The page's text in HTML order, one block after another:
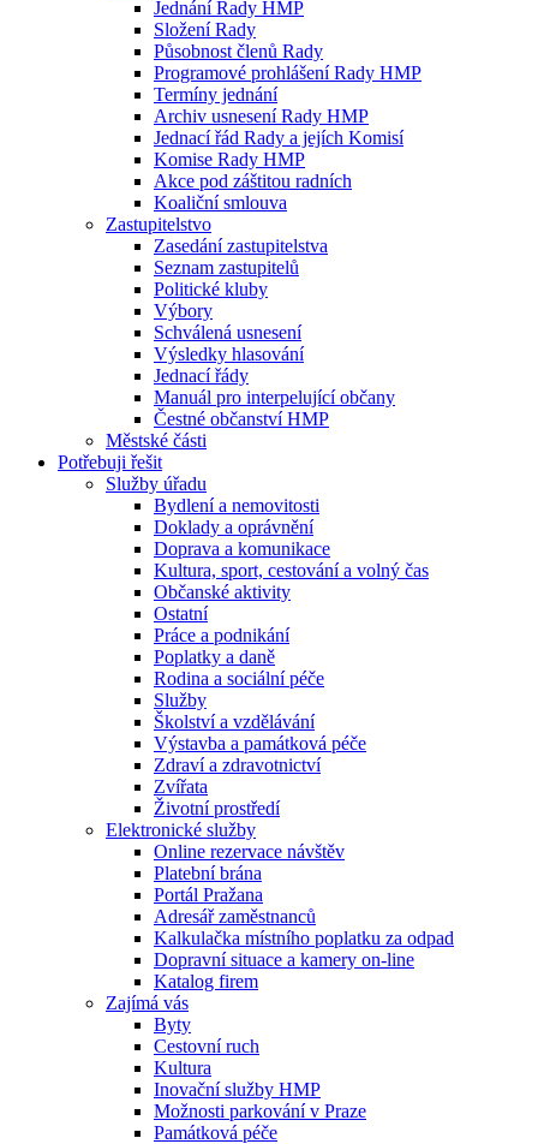
Jednání Rady HMP
Složení Rady
Působnost členů Rady
Programové prohlášení Rady HMP
Termíny jednání
Archiv usnesení Rady HMP
Jednací řád Rady a jejích Komisí
Komise Rady HMP
Akce pod záštitou radních
Koaliční smlouva
Zastupitelstvo
Zasedání zastupitelstva
Seznam zastupitelů
Politické kluby
Výbory
Schválená usnesení
Výsledky hlasování
Jednací řády
Manuál pro interpelující občany
Čestné občanství HMP
Městské části
Potřebuji řešit
Služby úřadu
Bydlení a nemovitosti
Doklady a oprávnění
Doprava a komunikace
Kultura, sport, cestování a volný čas
Občanské aktivity
Ostatní
Práce a podnikání
Poplatky a daně
Rodina a sociální péče
Služby
Školství a vzdělávání
Výstavba a památková péče
Zdraví a zdravotnictví
Zvířata
Životní prostředí
Elektronické služby
Online rezervace návštěv
Platební brána
Portál Pražana
Adresář zaměstnanců
Kalkulačka místního poplatku za odpad
Dopravní situace a kamery on-line
Katalog firem
Zajímá vás
Byty
Cestovní ruch
Kultura
Inovační služby HMP
Možnosti parkování v Praze
Památková péče